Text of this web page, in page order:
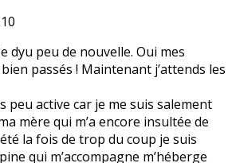
dyu peu de nouvelle. Oui mes
passés ! Maintenant j’attends les
peu active car je me suis salement
mère qui m’a encore insultée de
la fois de trop du coup je suis
qui m’accompagne m’héberge